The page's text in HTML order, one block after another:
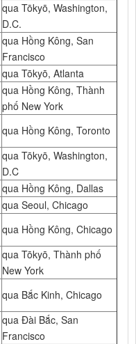
qua Tōkyō, Washington,
D.C.
qua Hồng Kông, San
Francisco
qua Tōkyō, Atlanta
qua Hồng Kông, Thành
phố New York
qua Hồng Kông, Toronto
qua Tōkyō, Washington,
D.C
qua Hồng Kông, Dallas
qua Seoul, Chicago
qua Hồng Kông, Chicago
qua Tōkyō, Thành phố
New York
qua Bắc Kinh, Chicago
qua Đài Bắc, San
Francisco